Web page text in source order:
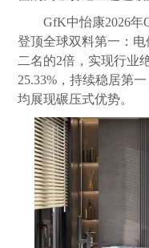
GfK中怡康2026年
登顶全球双料第一：
二名的2倍，实现行业
25.33%，持续稳居第
均展现碾压式优势。